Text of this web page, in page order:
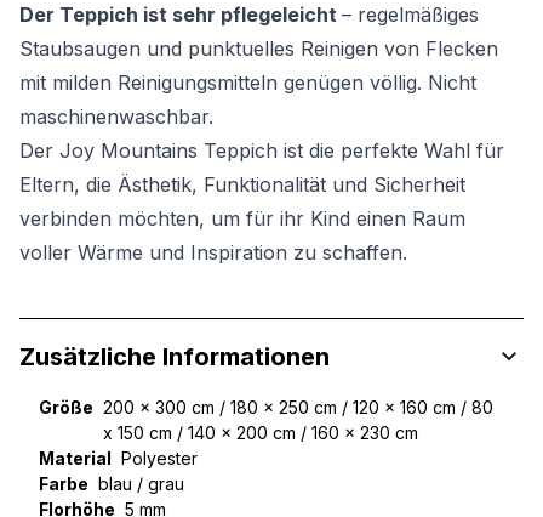
Der Teppich ist sehr pflegeleicht – regelmäßiges
Staubsaugen und punktuelles Reinigen von Flecken
mit milden Reinigungsmitteln genügen völlig. Nicht
maschinenwaschbar.
Der Joy Mountains Teppich ist die perfekte Wahl für
Eltern, die Ästhetik, Funktionalität und Sicherheit
verbinden möchten, um für ihr Kind einen Raum
voller Wärme und Inspiration zu schaffen.
Zusätzliche Informationen
Größe 200 x 300 cm / 180 x 250 cm / 120 x 160 cm / 80
x 150 cm / 140 x 200 cm / 160 x 230 cm
Material Polyester
Farbe blau / grau
Florhöhe 5 mm